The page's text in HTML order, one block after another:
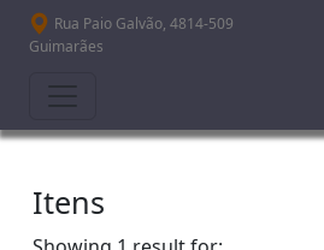
Passar para o conteúdo principal
Rua Paio Galvão, 4814-509
Guimarães
Itens